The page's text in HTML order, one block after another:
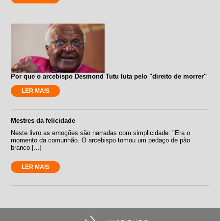
Por que o arcebispo Desmond Tutu luta pelo "direito de morrer"
LER MAIS
Mestres da felicidade
Neste livro as emoções são narradas com simplicidade: "Era o
momento da comunhão. O arcebispo tomou um pedaço de pão
branco [...]
LER MAIS